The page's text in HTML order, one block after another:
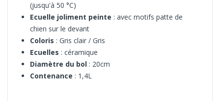
(jusqu'à 50 °C)
Ecuelle joliment peinte : avec motifs patte de
chien sur le devant
Coloris : Gris clair / Gris
Ecuelles : céramique
Diamètre du bol : 20cm
Contenance : 1,4L